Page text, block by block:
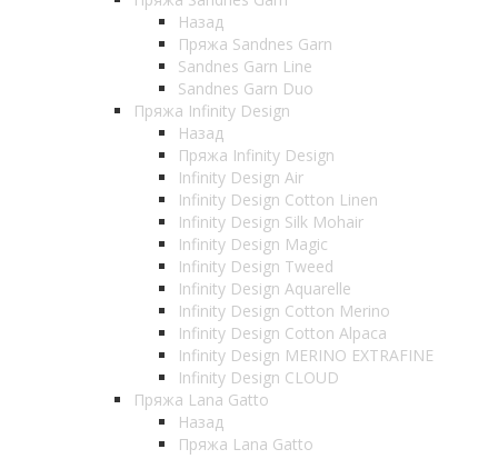
Назад
Пряжа Sandnes Garn
Sandnes Garn Line
Sandnes Garn Duo
Пряжа Infinity Design
Назад
Пряжа Infinity Design
Infinity Design Air
Infinity Design Cotton Linen
Infinity Design Silk Mohair
Infinity Design Magic
Infinity Design Tweed
Infinity Design Aquarelle
Infinity Design Cotton Merino
Infinity Design Cotton Alpaca
Infinity Design MERINO EXTRAFINE
Infinity Design CLOUD
Пряжа Lana Gatto
Назад
Пряжа Lana Gatto